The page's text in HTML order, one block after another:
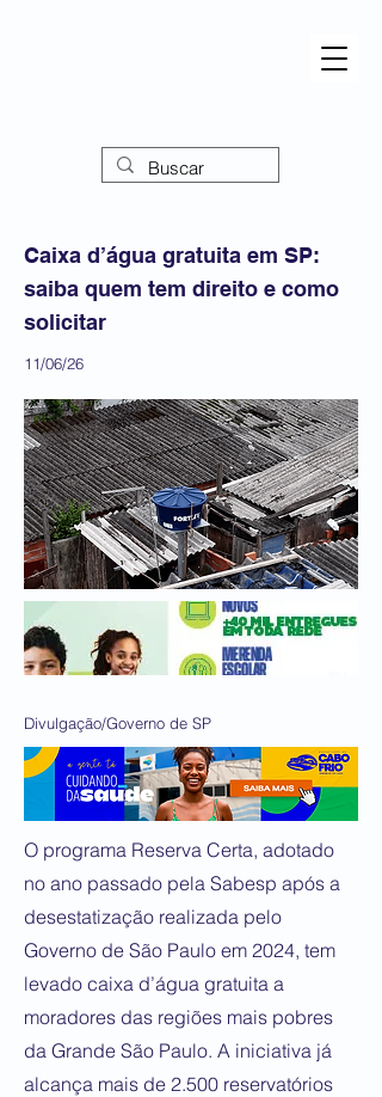
Caixa d’água gratuita em SP:
saiba quem tem direito e como
solicitar
11/06/26
Divulgação/Governo de SP
O programa Reserva Certa, adotado
no ano passado pela Sabesp após a
desestatização realizada pelo
Governo de São Paulo em 2024, tem
levado caixa d’água gratuita a
moradores das regiões mais pobres
da Grande São Paulo. A iniciativa já
alcança mais de 2.500 reservatórios